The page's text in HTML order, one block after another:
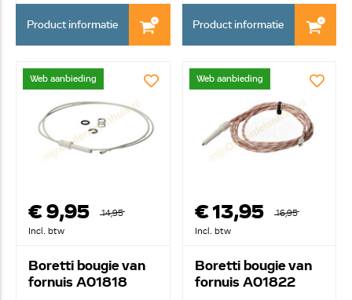
Product informatie Product informatie
Web aanbieding
€ 9,95
14,95
Incl. btw
Boretti bougie van
fornuis A01818
Web aanbieding
€ 13,95
16,95
Incl. btw
Boretti bougie van
fornuis A01822